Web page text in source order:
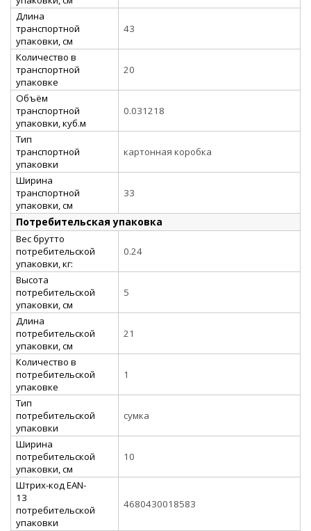
Длина
транспортной
упаковки, см
43
Количество в
транспортной
упаковке
20
Объём
транспортной
упаковки, куб.м
0.031218
Тип
транспортной
упаковки
картонная коробка
Ширина
транспортной
упаковки, см
33
Потребительская упаковка
Вес брутто
потребительской
упаковки, кг:
0.24
Высота
потребительской
упаковки, см
5
Длина
потребительской
упаковки, см
21
Количество в
потребительской
упаковке
1
Тип
потребительской
упаковки
сумка
Ширина
потребительской
упаковки, см
10
Штрих-код EAN-
13
потребительской
упаковки
4680430018583